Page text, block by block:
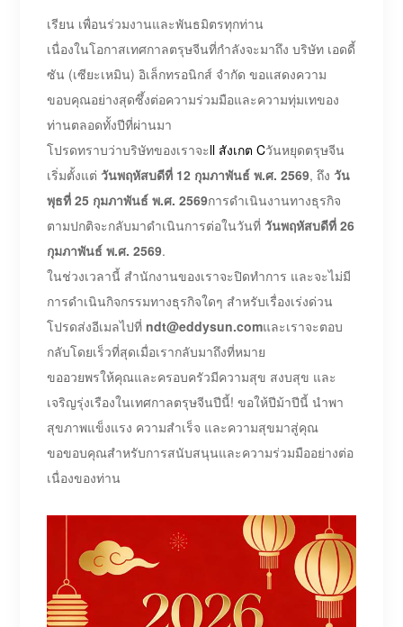
เรียน เพื่อนร่วมงานและพันธมิตรทุกท่าน
เนื่องในโอกาสเทศกาลตรุษจีนที่กำลังจะมาถึง บริษัท เอดดี้
ซัน (เซียะเหมิน) อิเล็กทรอนิกส์ จำกัด ขอแสดงความ
ขอบคุณอย่างสุดซึ้งต่อความร่วมมือและความทุ่มเทของ
ท่านตลอดทั้งปีที่ผ่านมา
โปรดทราบว่าบริษัทของเราจะll สังเกต Cวันหยุดตรุษจีน
เริ่มตั้งแต่วันพฤหัสบดีที่ 12 กุมภาพันธ์ พ.ศ. 2569, ถึงวัน
พุธที่ 25 กุมภาพันธ์ พ.ศ. 2569การดำเนินงานทางธุรกิจ
ตามปกติจะกลับมาดำเนินการต่อในวันที่วันพฤหัสบดีที่ 26
กุมภาพันธ์ พ.ศ. 2569.
ในช่วงเวลานี้ สำนักงานของเราจะปิดทำการ และจะไม่มี
การดำเนินกิจกรรมทางธุรกิจใดๆ สำหรับเรื่องเร่งด่วน
โปรดส่งอีเมลไปที่ ndt@eddysun.comและเราจะตอบ
กลับโดยเร็วที่สุดเมื่อเรากลับมาถึงที่หมาย
ขออวยพรให้คุณและครอบครัวมีความสุข สงบสุข และ
เจริญรุ่งเรืองในเทศกาลตรุษจีนปีนี้! ขอให้ปีม้าปีนี้ นำพา
สุขภาพแข็งแรง ความสำเร็จ และความสุขมาสู่คุณ
ขอขอบคุณสำหรับการสนับสนุนและความร่วมมืออย่างต่อ
เนื่องของท่าน